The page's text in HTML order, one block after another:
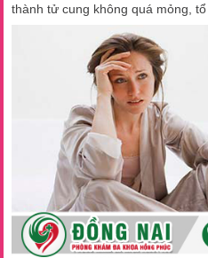
thành tử cung không quá mỏng,